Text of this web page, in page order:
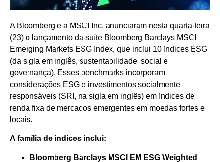
A Bloomberg e a MSCI Inc. anunciaram nesta quarta-feira
(23) o lançamento da suíte Bloomberg Barclays MSCI
Emerging Markets ESG Index, que inclui 10 índices ESG
(da sigla em inglês, sustentabilidade, social e
governança). Esses benchmarks incorporam
considerações ESG e investimentos socialmente
responsáveis (SRI, na sigla em inglês) em índices de
renda fixa de mercados emergentes em moedas fortes e
locais.
A família de índices inclui:
Bloomberg Barclays MSCI EM ESG Weighted